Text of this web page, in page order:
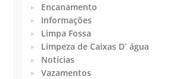
Encanamento
Informações
Limpa Fossa
Limpeza de Caixas D´ água
Notícias
Vazamentos